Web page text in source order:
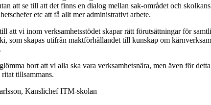
att se till att det finns en dialog mellan sak-området och
etc att få allt mer administrativt arbete.
att vi inom verksamhetsstödet skapar rätt förutsättningar för
som skapas utifrån maktförhållandet till kunskap om
bort att vi alla ska vara verksamhetsnära, men även för
tillsammans.
Kanslichef ITM-skolan